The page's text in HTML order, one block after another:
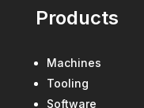
Products
Machines
Tooling
Software